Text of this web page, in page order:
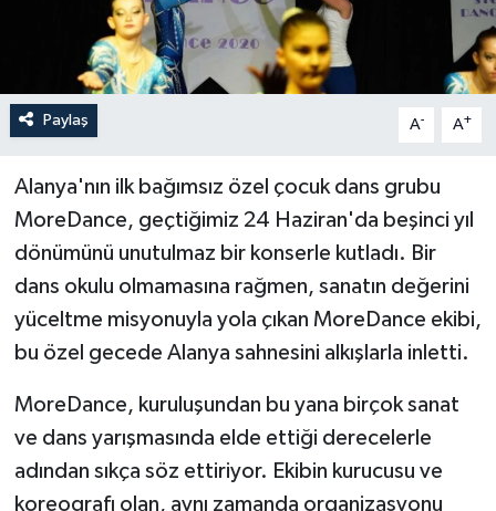
Paylaş A- A+
Alanya'nın ilk bağımsız özel çocuk dans grubu
MoreDance, geçtiğimiz 24 Haziran'da beşinci yıl
dönümünü unutulmaz bir konserle kutladı. Bir
dans okulu olmamasına rağmen, sanatın değerini
yüceltme misyonuyla yola çıkan MoreDance ekibi,
bu özel gecede Alanya sahnesini alkışlarla inletti.
MoreDance, kuruluşundan bu yana birçok sanat
ve dans yarışmasında elde ettiği derecelerle
adından sıkça söz ettiriyor. Ekibin kurucusu ve
koreografı olan, aynı zamanda organizasyonu